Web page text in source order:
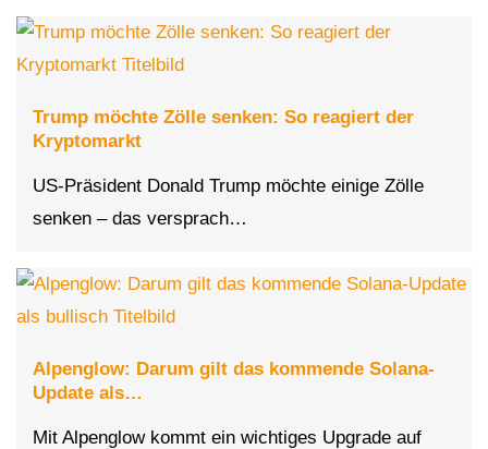
Trump möchte Zölle senken: So reagiert der
Kryptomarkt
US-Präsident Donald Trump möchte einige Zölle
senken – das versprach…
Alpenglow: Darum gilt das kommende Solana-
Update als…
Mit Alpenglow kommt ein wichtiges Upgrade auf